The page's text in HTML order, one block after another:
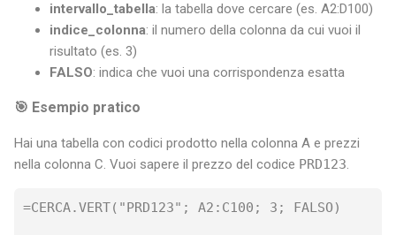
intervallo_tabella: la tabella dove cercare (es. A2:D100)
indice_colonna: il numero della colonna da cui vuoi il
risultato (es. 3)
FALSO: indica che vuoi una corrispondenza esatta
🎯 Esempio pratico
Hai una tabella con codici prodotto nella colonna A e prezzi
nella colonna C. Vuoi sapere il prezzo del codice PRD123.
=CERCA.VERT("PRD123"; A2:C100; 3; FALSO)